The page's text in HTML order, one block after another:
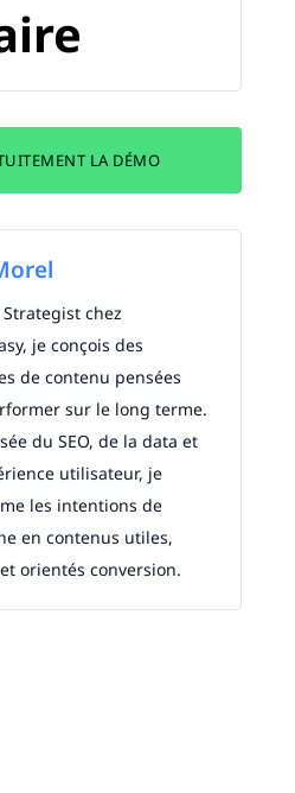
LA DÉMO
chez
je conçois des
de contenu pensées
sur le long terme.
du SEO, de la data et
utilisateur, je
les intentions de
en contenus utiles,
orientés conversion.